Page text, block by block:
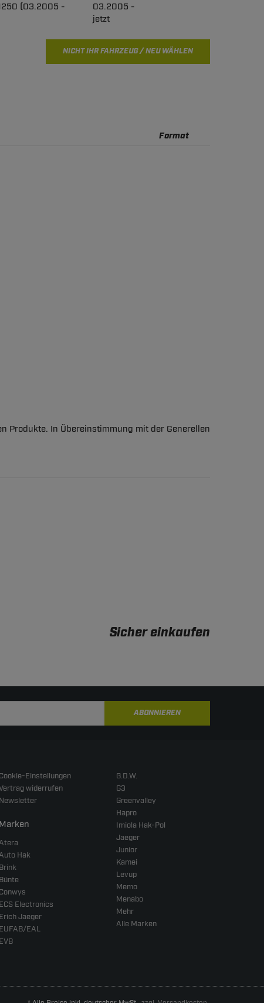
(03.2005 -
03.2005 -
jetzt
NICHT IHR FAHRZEUG / NEU WÄHLEN
Format
Produkte. In Übereinstimmung mit der Generellen
Sicher einkaufen
ABONNIEREN
Cookie-Einstellungen
widerrufen
Newsletter
Marken
Hak
Brink
Bünte
Conwys
ECS Electronics
Erich Jaeger
EUFAB/EAL
EVB
G.D.W.
G3
Greenvalley
Hapro
Imiola Hak-Pol
Jaeger
Junior
Kamei
Levup
Memo
Menabo
Mehr
Alle Marken